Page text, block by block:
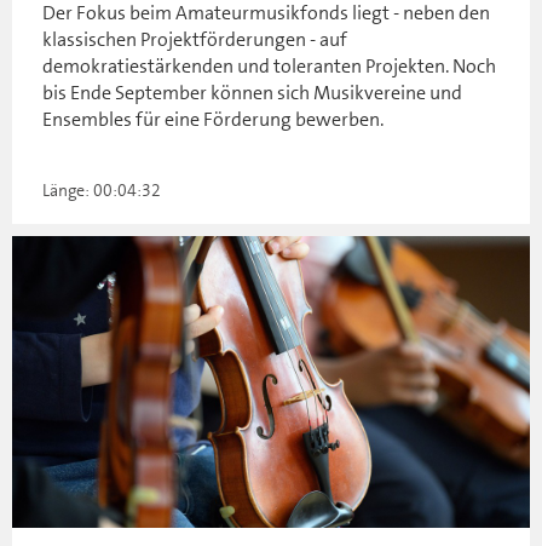
Der Fokus beim Amateurmusikfonds liegt - neben den
klassischen Projektförderungen - auf
demokratiestärkenden und toleranten Projekten. Noch
bis Ende September können sich Musikvereine und
Ensembles für eine Förderung bewerben.
Länge: 00:04:32